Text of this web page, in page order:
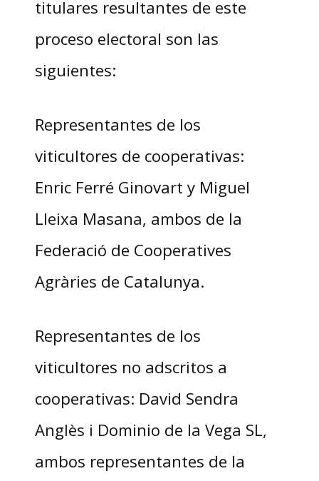
titulares resultantes de este
proceso electoral son las
siguientes:
Representantes de los
viticultores de cooperativas:
Enric Ferré Ginovart y Miguel
Lleixa Masana, ambos de la
Federació de Cooperatives
Agràries de Catalunya.
Representantes de los
viticultores no adscritos a
cooperativas: David Sendra
Anglès i Dominio de la Vega SL,
ambos representantes de la